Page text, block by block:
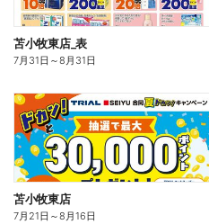
苫小牧東店_表
7月31日 ～8月31日
苫小牧東店
7月21日 ～8月16日